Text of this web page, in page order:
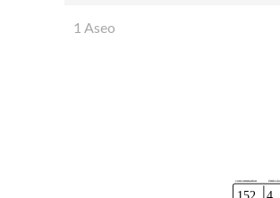
1 Aseo